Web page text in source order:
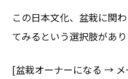
この日本文化、盆栽に関
てみるという選択肢があり
[盆栽オーナーになる →